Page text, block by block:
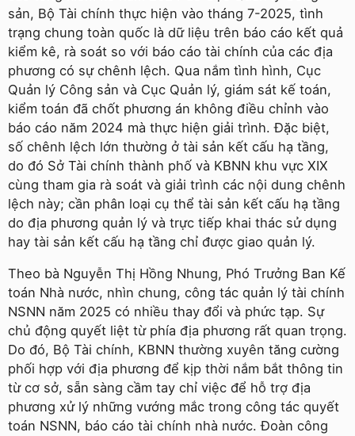
sản, Bộ Tài chính thực hiện vào tháng 7-2025, tình
trạng chung toàn quốc là dữ liệu trên báo cáo kết quả
kiểm kê, rà soát so với báo cáo tài chính của các địa
phương có sự chênh lệch. Qua nắm tình hình, Cục
Quản lý Công sản và Cục Quản lý, giám sát kế toán,
kiểm toán đã chốt phương án không điều chỉnh vào
báo cáo năm 2024 mà thực hiện giải trình. Đặc biệt,
số chênh lệch lớn thường ở tài sản kết cấu hạ tầng,
do đó Sở Tài chính thành phố và KBNN khu vực XIX
cùng tham gia rà soát và giải trình các nội dung chênh
lệch này; cần phân loại cụ thể tài sản kết cấu hạ tầng
do địa phương quản lý và trực tiếp khai thác sử dụng
hay tài sản kết cấu hạ tầng chỉ được giao quản lý.
Theo bà Nguyễn Thị Hồng Nhung, Phó Trưởng Ban Kế
toán Nhà nước, nhìn chung, công tác quản lý tài chính
NSNN năm 2025 có nhiều thay đổi và phức tạp. Sự
chủ động quyết liệt từ phía địa phương rất quan trọng.
Do đó, Bộ Tài chính, KBNN thường xuyên tăng cường
phối hợp với địa phương để kịp thời nắm bắt thông tin
từ cơ sở, sẵn sàng cầm tay chỉ việc để hỗ trợ địa
phương xử lý những vướng mắc trong công tác quyết
toán NSNN, báo cáo tài chính nhà nước. Đoàn công